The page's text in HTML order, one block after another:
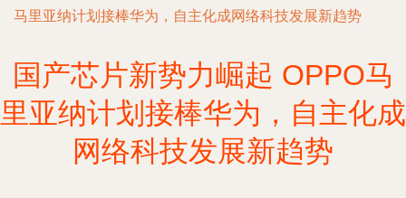
马里亚纳计划接棒华为，自主化成网络科技发展新趋势
国产芯片新势力崛起 OPPO马
里亚纳计划接棒华为，自主化成
网络科技发展新趋势